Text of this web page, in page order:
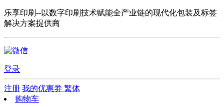
乐享印刷--以数字印刷技术赋能全产业链的现代化包装及标签
解决方案提供商
登录
注册 我的优惠劵 繁体
购物车